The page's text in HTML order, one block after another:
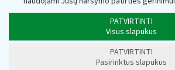
PATVIRTINTI
Visus slapukus
PATVIRTINTI
Pasirinktus slapukus